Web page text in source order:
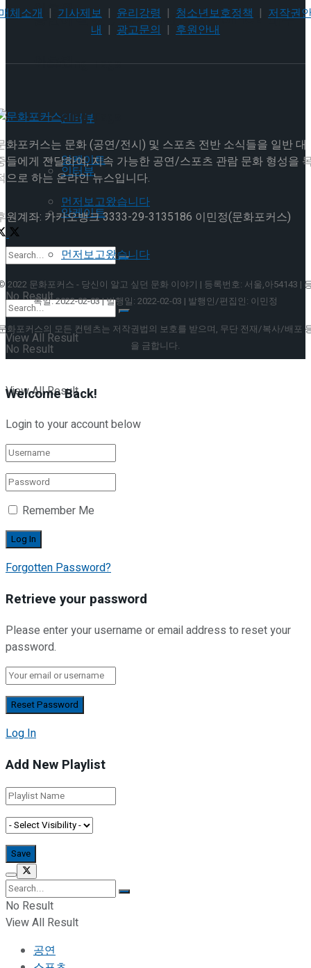
이호원
Trending Tags
인터뷰
앙케이트
먼저보고왔습니다
No Result
View All Result
공연이 될 것”, ‘나 혼자만 레벨업 on ICE’ 배우
이호원
Trending Tags
인터뷰
앙케이트
먼저보고왔습니다
No Result
View All Result
체소개 | 기사제보 | 윤리강령 | 청소년보호정책 | 저작권
내 | 광고문의 | 후원안내
화포커스는 문화 (공연/전시) 및 스포츠 전반 소식들을 일반 대
들에게 전달하여, 지속 가능한 공연/스포츠 관람 문화 형성을
으로 하는 온라인 뉴스입니다.
원계좌: 카카오뱅크 3333-29-3135186 이민정(문화포커스)
2022 문화포커스 - 당신이 알고 싶던 문화 이야기 | 등록번호: 서울,아54143 |
록일: 2022-02-03 | 발행일: 2022-02-03 | 발행인/편집인: 이민정
화포커스의 모든 컨텐츠는 저작권법의 보호를 받으며, 무단 전재/복사/배포
을 금합니다.
Welcome Back!
Login to your account below
Remember Me
Forgotten Password?
Retrieve your password
Please enter your username or email address to reset your
password.
Log In
Add New Playlist
No Result
View All Result
공연